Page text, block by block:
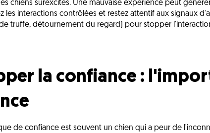
chiens surexcités. Une mauvaise expérience peut
les interactions contrôlées et restez attentif aux signaux
truffe, détournement du regard) pour stopper
la confiance :
de confiance est souvent un chien qui a peur de